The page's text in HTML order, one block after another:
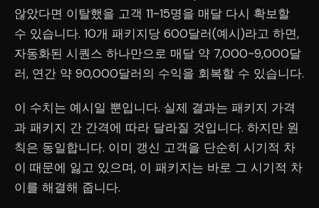
않았다면 이탈했을 고객 11~15명을 매달 다시 확보할
수 있습니다. 10개 패키지당 600달러(예시)라고 하면,
자동화된 시퀀스 하나만으로 매달 약 7,000~9,000달
러, 연간 약 90,000달러의 수익을 회복할 수 있습니다.
이 수치는 예시일 뿐입니다. 실제 결과는 패키지 가격
과 패키지 간 간격에 따라 달라질 것입니다. 하지만 원
칙은 동일합니다. 이미 갱신 고객을 단순히 시기적 차
이 때문에 잃고 있으며, 이 패키지는 바로 그 시기적 차
이를 해결해 줍니다.